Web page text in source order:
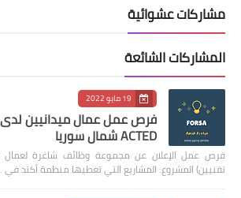
مشاركات عشوائية
المشاركات الشائعة
19 مايو 2022
فرص عمل عمال ميدانيين
ACTED شمال سوريا
فرص عمل الإعلان عن مجموعة وظائف شاغرة لعمال
تقنيين) المشروع: المشاريع التي تغطيها منظمة أكتد في